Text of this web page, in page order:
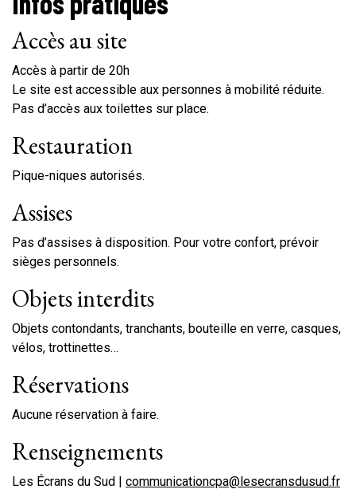
Accès au site
Accès à partir de 20h
Le site est accessible aux personnes à mobilité réduite.
Pas d’accès aux toilettes sur place.
Restauration
Pique-niques autorisés.
Assises
Pas d’assises à disposition. Pour votre confort, prévoir
sièges personnels.
Objets interdits
Objets contondants, tranchants, bouteille en verre, casques,
vélos, trottinettes…
Réservations
Aucune réservation à faire.
Renseignements
Les Écrans du Sud | communicationcpa@lesecransdusud.fr